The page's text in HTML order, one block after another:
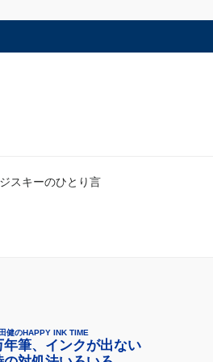
スキーのひとり言